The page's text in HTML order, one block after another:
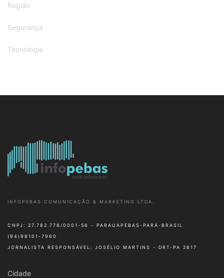
Região
Segurança
Tecnologia
INFOPEBAS COMUNICAÇÃO & MARKETING LTDA.
CNPJ: 27.782.778/0001-56 - PARAUAPEBAS-PARÁ-BRASIL
(94)98101-7960
JORNALISTA RESPONSÁVEL: JOSÉLIO MARTINS - DRT-PA 2817
Cidade